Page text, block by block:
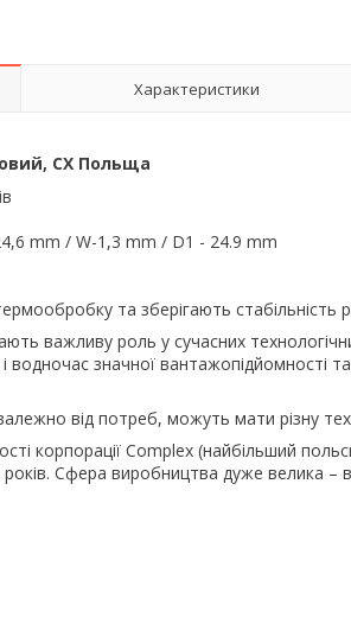
Характеристики
CX Польща
mm / W-1,3 mm / D1 - 24.9 mm
та зберігають стабільність
важливу роль у сучасних
водночас значної вантажопідйомності
від потреб, можуть мати різну
корпорації Complex (найбільший
Сфера виробництва дуже велика –